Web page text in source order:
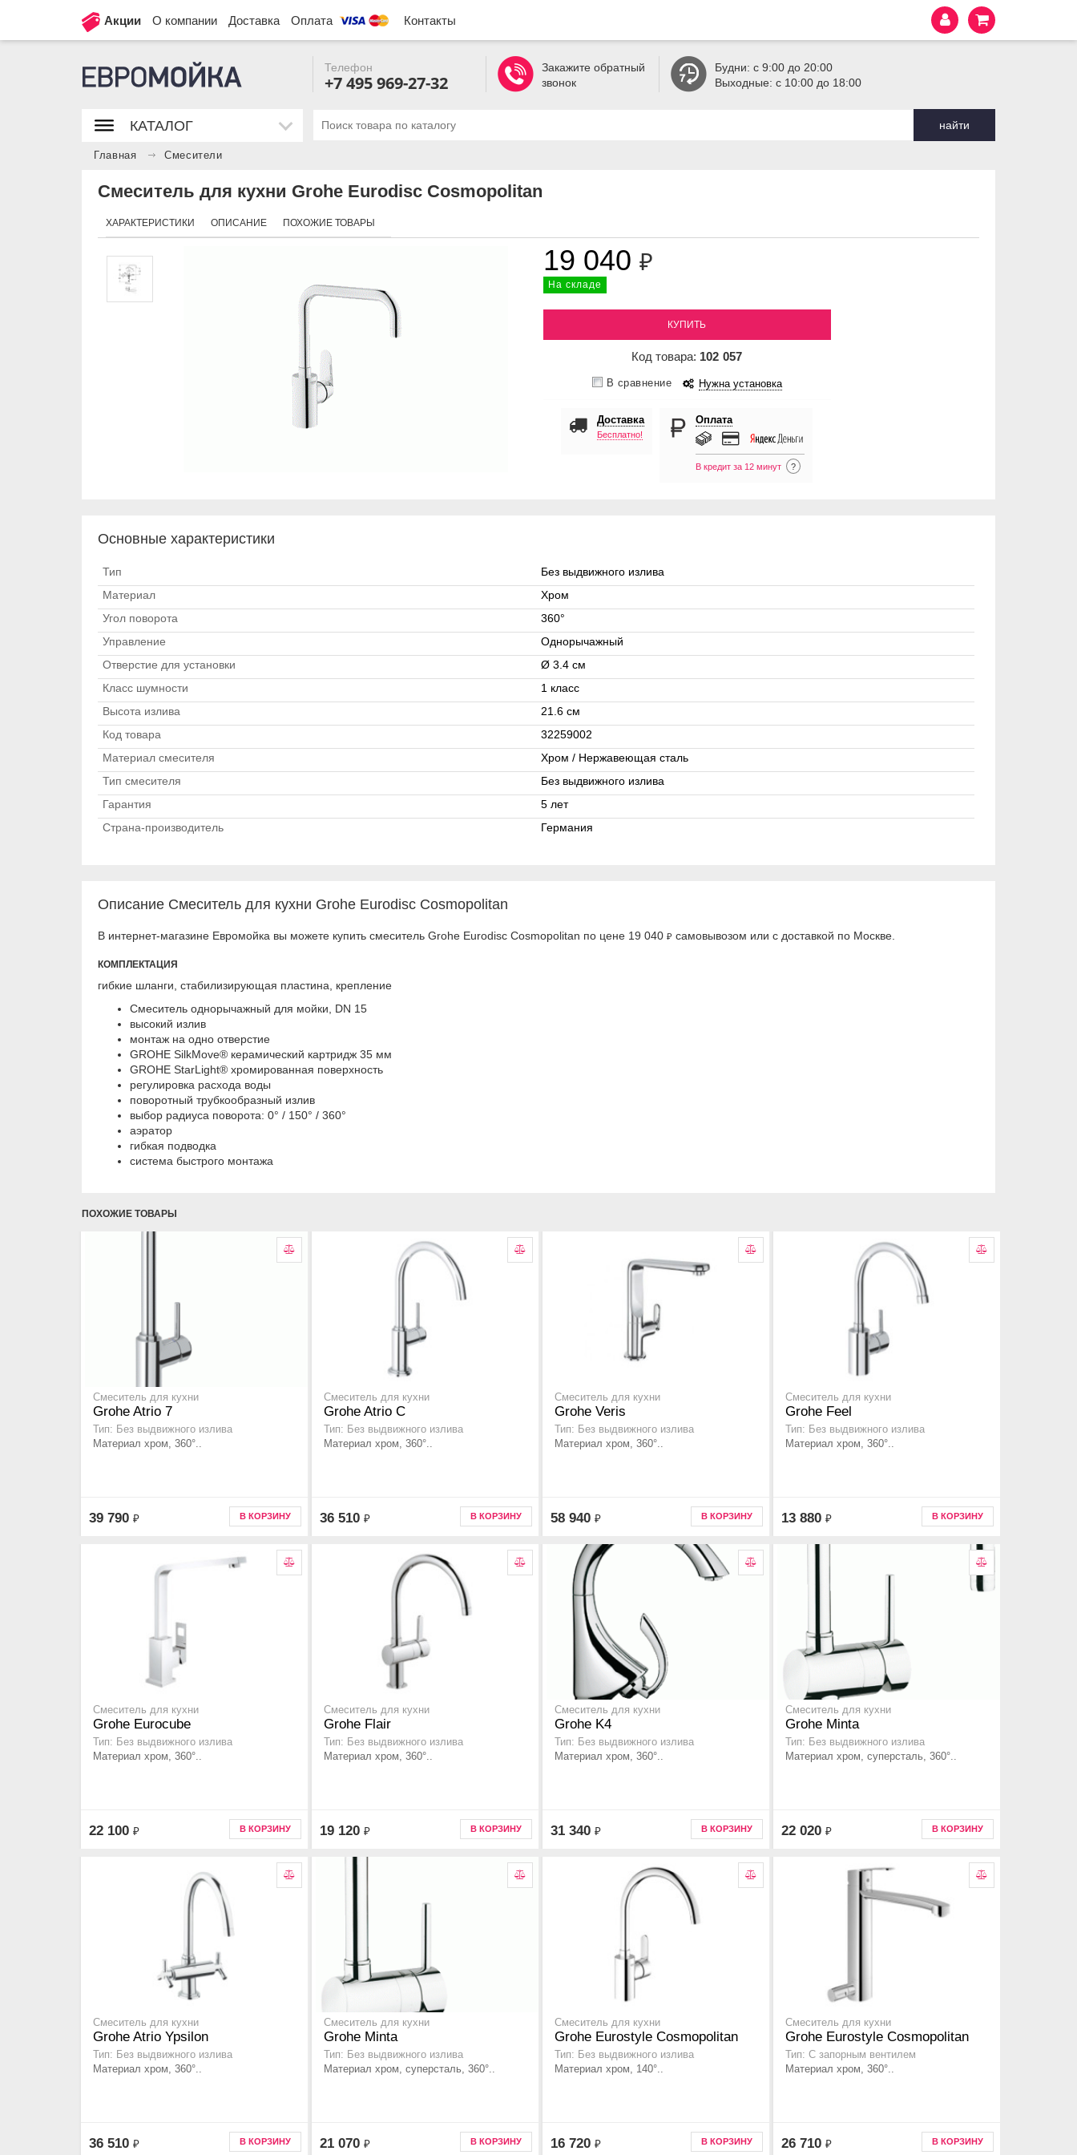
Акции О компании Доставка Оплата Контакты
Телефон
+7 495 969-27-32
Закажите обратный
звонок
Будни: с 9:00 до 20:00
Выходные: с 10:00 до 18:00
найти
КАТАЛОГ
Главная Смесители
Смеситель для кухни Grohe Eurodisc Cosmopolitan
ХАРАКТЕРИСТИКИ ОПИСАНИЕ ПОХОЖИЕ ТОВАРЫ
19 040 ₽
На складе
КУПИТЬ
Код товара: 102 057
В сравнение Нужна установка
Доставка
Бесплатно!
Оплата
В кредит за 12 минут ?
Основные характеристики
Тип
Без выдвижного излива
Материал
Хром
Угол поворота
360°
Управление
Однорычажный
Отверстие для установки
Ø 3.4 см
Класс шумности
1 класс
Высота излива
21.6 см
Код товара
32259002
Материал смесителя
Хром / Нержавеющая сталь
Тип смесителя
Без выдвижного излива
Гарантия
5 лет
Страна-производитель
Германия
Описание Смеситель для кухни Grohe Eurodisc Cosmopolitan
В интернет-магазине Евромойка вы можете купить смеситель Grohe Eurodisc Cosmopolitan по цене 19 040 ₽ самовывозом или с доставкой по Москве.
КОМПЛЕКТАЦИЯ
гибкие шланги, стабилизирующая пластина, крепление
Смеситель однорычажный для мойки, DN 15
высокий излив
монтаж на одно отверстие
GROHE SilkMove® керамический картридж 35 мм
GROHE StarLight® хромированная поверхность
регулировка расхода воды
поворотный трубкообразный излив
выбор радиуса поворота: 0° / 150° / 360°
аэратор
гибкая подводка
система быстрого монтажа
ПОХОЖИЕ ТОВАРЫ
Смеситель для кухни
Grohe Atrio 7
Тип: Без выдвижного излива
Материал хром, 360°..
39 790 ₽ В КОРЗИНУ
Смеситель для кухни
Grohe Atrio C
Тип: Без выдвижного излива
Материал хром, 360°..
36 510 ₽ В КОРЗИНУ
Смеситель для кухни
Grohe Veris
Тип: Без выдвижного излива
Материал хром, 360°..
58 940 ₽ В КОРЗИНУ
Смеситель для кухни
Grohe Feel
Тип: Без выдвижного излива
Материал хром, 360°..
13 880 ₽ В КОРЗИНУ
Смеситель для кухни
Grohe Eurocube
Тип: Без выдвижного излива
Материал хром, 360°..
22 100 ₽ В КОРЗИНУ
Смеситель для кухни
Grohe Flair
Тип: Без выдвижного излива
Материал хром, 360°..
19 120 ₽ В КОРЗИНУ
Смеситель для кухни
Grohe K4
Тип: Без выдвижного излива
Материал хром, 360°..
31 340 ₽ В КОРЗИНУ
Смеситель для кухни
Grohe Minta
Тип: Без выдвижного излива
Материал хром, суперсталь, 360°..
22 020 ₽ В КОРЗИНУ
Смеситель для кухни
Grohe Atrio Ypsilon
Тип: Без выдвижного излива
Материал хром, 360°..
36 510 ₽ В КОРЗИНУ
Смеситель для кухни
Grohe Minta
Тип: Без выдвижного излива
Материал хром, суперсталь, 360°..
21 070 ₽ В КОРЗИНУ
Смеситель для кухни
Grohe Eurostyle Cosmopolitan
Тип: Без выдвижного излива
Материал хром, 140°..
16 720 ₽ В КОРЗИНУ
Смеситель для кухни
Grohe Eurostyle Cosmopolitan
Тип: С запорным вентилем
Материал хром, 360°..
26 710 ₽ В КОРЗИНУ